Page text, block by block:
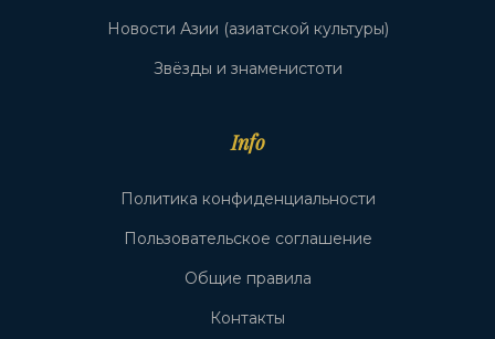
Новости Азии (азиатской культуры)
Звёзды и знаменистоти
Info
Политика конфиденциальности
Пользовательское соглашение
Общие правила
Контакты